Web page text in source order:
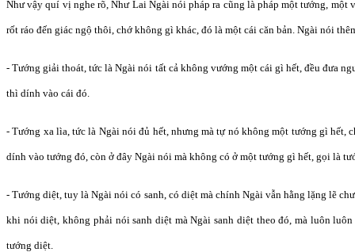
Như vậy quí vị nghe rõ, Như Lai Ngài nói pháp ra cũng là pháp một tướng, một
rốt ráo đến giác ngộ thôi, chớ không gì khác, đó là một cái căn bản. Ngài nói
- Tướng giải thoát, tức là Ngài nói tất cả không vướng một cái gì hết, đều đưa
thì dính vào cái đó.
- Tướng xa lìa, tức là Ngài nói đủ hết, nhưng mà tự nó không một tướng gì hết,
dính vào tướng đó, còn ở đây Ngài nói mà không có ở một tướng gì hết, gọi là
- Tướng diệt, tuy là Ngài nói có sanh, có diệt mà chính Ngài vẫn hằng lặng lẽ
khi nói diệt, không phải nói sanh diệt mà Ngài sanh diệt theo đó, mà luôn
tướng diệt.